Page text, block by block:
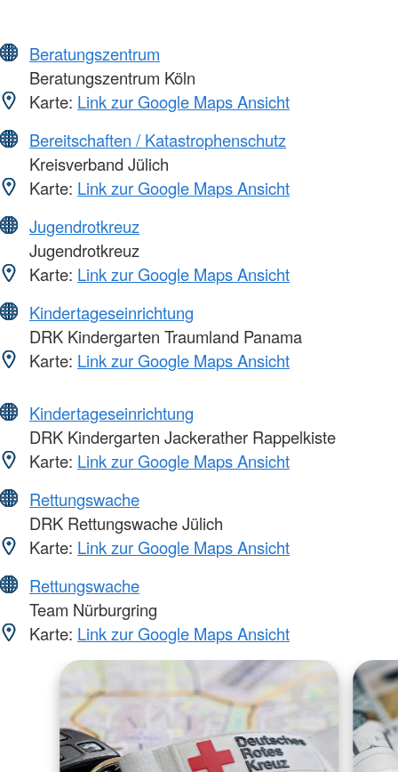
Beratungszentrum
Beratungszentrum Köln
Karte: Link zur Google Maps Ansicht
Bereitschaften / Katastrophenschutz
Kreisverband Jülich
Karte: Link zur Google Maps Ansicht
Jugendrotkreuz
Jugendrotkreuz
Karte: Link zur Google Maps Ansicht
Kindertageseinrichtung
DRK Kindergarten Traumland Panama
Karte: Link zur Google Maps Ansicht
Kindertageseinrichtung
DRK Kindergarten Jackerather Rappelkiste
Karte: Link zur Google Maps Ansicht
Rettungswache
DRK Rettungswache Jülich
Karte: Link zur Google Maps Ansicht
Rettungswache
Team Nürburgring
Karte: Link zur Google Maps Ansicht